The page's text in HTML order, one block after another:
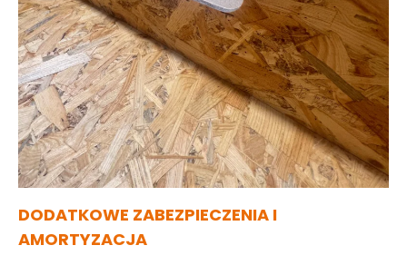
DODATKOWE ZABEZPIECZENIA I
AMORTYZACJA